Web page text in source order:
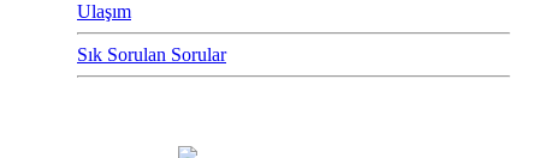
Ulaşım
Sık Sorulan Sorular